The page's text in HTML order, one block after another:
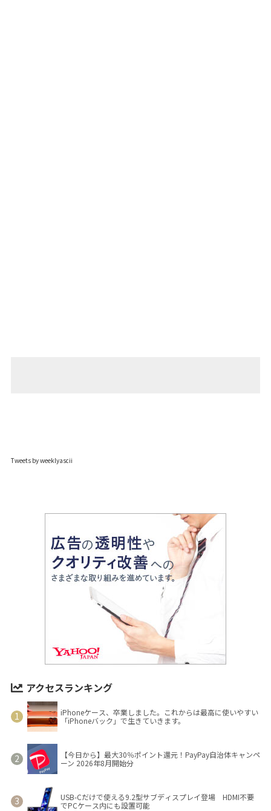
Tweets by weeklyascii
アクセスランキング
iPhoneケース、卒業しました。これからは最高に使いやすい
「iPhoneバック」で生きていきます。
【今日から】最大30％ポイント還元！PayPay自治体キャンペ
ーン 2026年8月開始分
USB-Cだけで使える9.2型サブディスプレイ登場 HDMI不要
でPCケース内にも設置可能